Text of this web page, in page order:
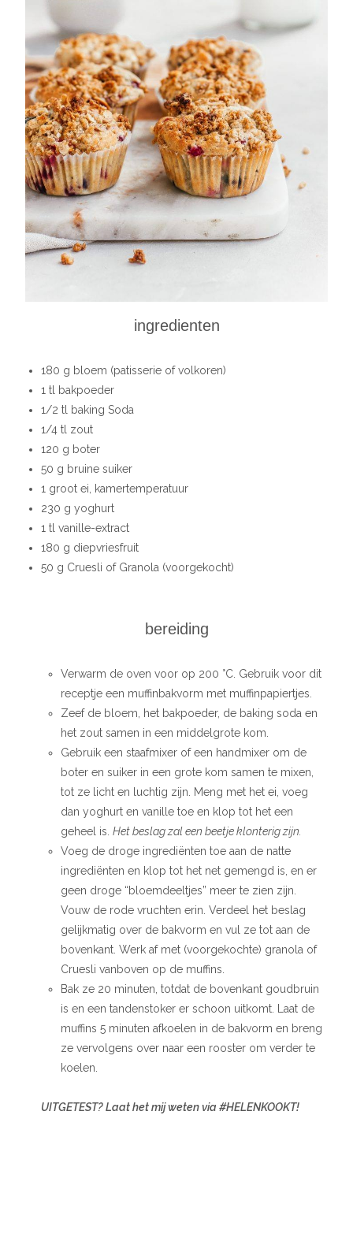
ingredienten
180 g bloem (patisserie of volkoren)
1 tl bakpoeder
1/2 tl baking Soda
1/4 tl zout
120 g boter
50 g bruine suiker
1 groot ei, kamertemperatuur
230 g yoghurt
1 tl vanille-extract
180 g diepvriesfruit
50 g Cruesli of Granola (voorgekocht)
bereiding
Verwarm de oven voor op 200 °C. Gebruik voor dit
receptje een muffinbakvorm met muffinpapiertjes.
Zeef de bloem, het bakpoeder, de baking soda en
het zout samen in een middelgrote kom.
Gebruik een staafmixer of een handmixer om de
boter en suiker in een grote kom samen te mixen,
tot ze licht en luchtig zijn. Meng met het ei, voeg
dan yoghurt en vanille toe en klop tot het een
geheel is.Het beslag zal een beetje klonterig zijn.
Voeg de droge ingrediënten toe aan de natte
ingrediënten en klop tot het net gemengd is, en er
geen droge “bloemdeeltjes” meer te zien zijn.
Vouw de rode vruchten erin. Verdeel het beslag
gelijkmatig over de bakvorm en vul ze tot aan de
bovenkant. Werk af met (voorgekochte) granola of
Cruesli vanboven op de muffins.
Bak ze 20 minuten, totdat de bovenkant goudbruin
is en een tandenstoker er schoon uitkomt. Laat de
muffins 5 minuten afkoelen in de bakvorm en breng
ze vervolgens over naar een rooster om verder te
koelen.
UITGETEST? Laat het mij weten via #HELENKOOKT!